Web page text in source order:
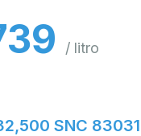
/ litro
SNC 83031